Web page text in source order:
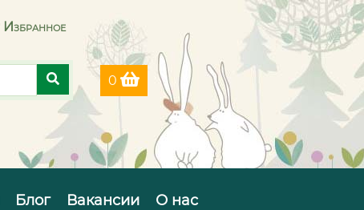
Избранное
0
Блог Вакансии О нас